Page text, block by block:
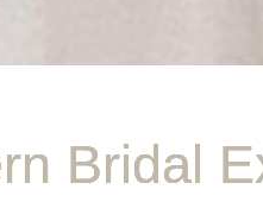
Bridal